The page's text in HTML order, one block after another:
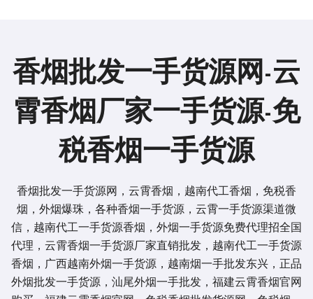
香烟批发一手货源网-云
霄香烟厂家一手货源-免
税香烟一手货源
香烟批发一手货源网，云霄香烟，越南代工香烟，免税香
烟，外烟爆珠，各种香烟一手货源，云霄一手货源渠道微
信，越南代工一手货源香烟，外烟一手货源免费代理招全国
代理，云霄香烟一手货源厂家直销批发，越南代工一手货源
香烟，广西越南外烟一手货源，越南烟一手批发东兴，正品
外烟批发一手货源，汕尾外烟一手批发，福建云霄香烟官网